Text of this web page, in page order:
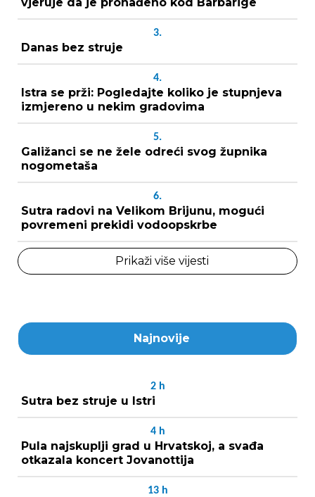
3.
Danas bez struje
4.
Istra se prži: Pogledajte koliko je stupnjeva
izmjereno u nekim gradovima
5.
Galižanci se ne žele odreći svog župnika
nogometaša
6.
Sutra radovi na Velikom Brijunu, mogući
povremeni prekidi vodoopskrbe
Prikaži više vijesti
Najnovije
2 h
Sutra bez struje u Istri
4 h
Pula najskuplji grad u Hrvatskoj, a svađa
otkazala koncert Jovanottija
13 h